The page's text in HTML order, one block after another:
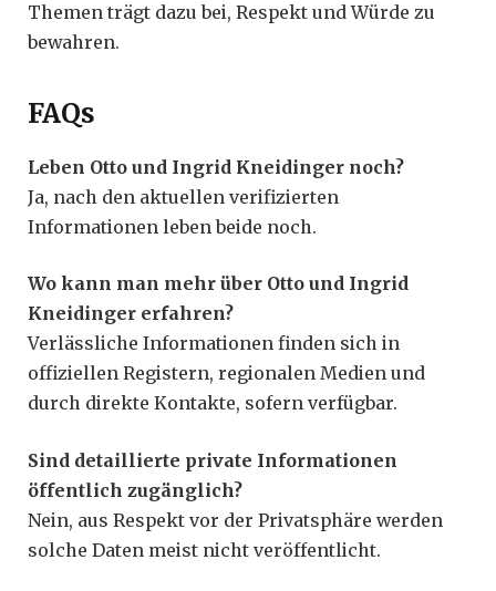
Themen trägt dazu bei, Respekt und Würde zu
bewahren.
FAQs
Leben Otto und Ingrid Kneidinger noch?
Ja, nach den aktuellen verifizierten
Informationen leben beide noch.
Wo kann man mehr über Otto und Ingrid
Kneidinger erfahren?
Verlässliche Informationen finden sich in
offiziellen Registern, regionalen Medien und
durch direkte Kontakte, sofern verfügbar.
Sind detaillierte private Informationen
öffentlich zugänglich?
Nein, aus Respekt vor der Privatsphäre werden
solche Daten meist nicht veröffentlicht.